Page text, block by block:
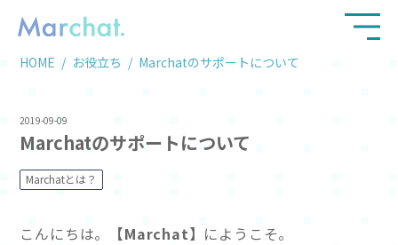
HOME お役立ち Marchatのサポートについて
2019-09-09
Marchatのサポートについて
Marchatとは？
こんにちは。 【Marchat】 にようこそ。